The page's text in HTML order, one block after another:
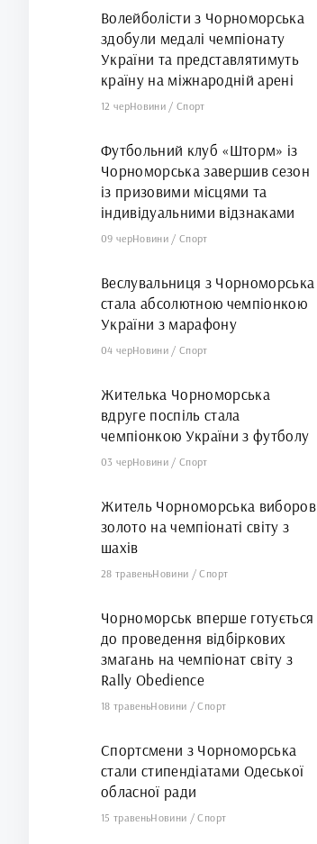
Волейболісти з Чорноморська
здобули медалі чемпіонату
України та представлятимуть
країну на міжнародній арені
12 черНовини /Спорт
Футбольний клуб «Шторм» із
Чорноморська завершив сезон
із призовими місцями та
індивідуальними відзнаками
09 черНовини /Спорт
Веслувальниця з Чорноморська
стала абсолютною чемпіонкою
України з марафону
04 черНовини /Спорт
Жителька Чорноморська
вдруге поспіль стала
чемпіонкою України з футболу
03 черНовини /Спорт
Житель Чорноморська виборов
золото на чемпіонаті світу з
шахів
28 травеньНовини /Спорт
Чорноморськ вперше готується
до проведення відбіркових
змагань на чемпіонат світу з
Rally Obedience
18 травеньНовини /Спорт
Спортсмени з Чорноморська
стали стипендіатами Одеської
обласної ради
15 травеньНовини /Спорт